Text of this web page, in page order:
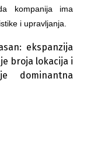
kompanija ima
i upravljanja.
ekspanzija
broja lokacija i
dominantna